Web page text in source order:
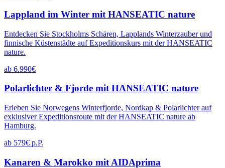
Lappland im Winter mit HANSEATIC nature
Entdecken Sie Stockholms Schären, Lapplands Winterzauber und
finnische Küstenstädte auf Expeditionskurs mit der HANSEATIC
nature.
ab 6.990€
Polarlichter & Fjorde mit HANSEATIC nature
Erleben Sie Norwegens Winterfjorde, Nordkap & Polarlichter auf
exklusiver Expeditionsroute mit der HANSEATIC nature ab
Hamburg.
ab 579€ p.P.
Kanaren & Marokko mit AIDAprima